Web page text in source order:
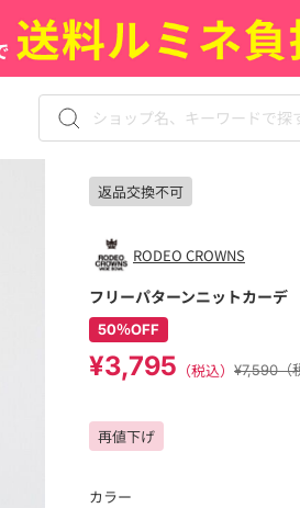
返品交換不可
RODEO CROWNS
フリーパターンニットカーデ
50％OFF
¥3,795 （税込） ¥7,590（
再値下げ
カラー